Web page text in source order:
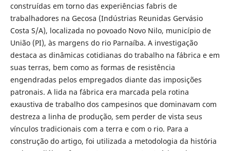
construídas em torno das experiências fabris de
trabalhadores na Gecosa (Indústrias Reunidas Gervásio
Costa S/A), localizada no povoado Novo Nilo, município de
União (PI), às margens do rio Parnaíba. A investigação
destaca as dinâmicas cotidianas do trabalho na fábrica e em
suas terras, bem como as formas de resistência
engendradas pelos empregados diante das imposições
patronais. A lida na fábrica era marcada pela rotina
exaustiva de trabalho dos campesinos que dominavam com
destreza a linha de produção, sem perder de vista seus
vínculos tradicionais com a terra e com o rio. Para a
construção do artigo, foi utilizada a metodologia da história